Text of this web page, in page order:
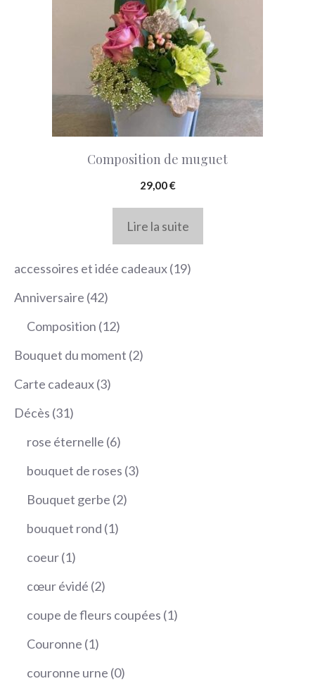
Composition de muguet
29,00€
Lire la suite
accessoires et idée cadeaux 1919
Anniversaire 4242
produits
Composition 1212
produits
Bouquet du moment 22
Carte cadeaux 33
Décès 3131
produits
rose éternelle 66
produits
bouquet de roses 33
Bouquet gerbe 22
bouquet rond 11
coeur 11
produit
cœur évidé 22
produits
coupe de fleurs coupées 11
Couronne 11
produit
couronne urne 00